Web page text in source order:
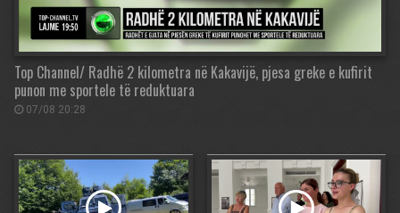
Top Channel/ Radhë 2 kilometra në Kakavijë, pjesa greke e kufirit
punon me sportele të reduktuara
07/08 20:28